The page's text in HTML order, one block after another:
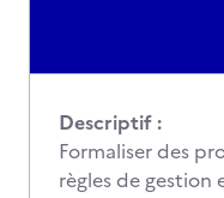
Descriptif :
Formaliser des
règles de gestion